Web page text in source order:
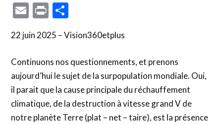
Email
Print
22 juin 2025 – Vision360etplus
Continuons nos questionnements, et prenons
aujourd’hui le sujet de la surpopulation mondiale. Oui,
il parait que la cause principale du réchauffement
climatique, de la destruction à vitesse grand V de
notre planète Terre (plat – net – taire), est la présence